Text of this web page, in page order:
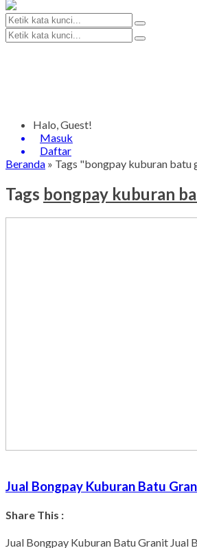
Halo, Guest!
Masuk
Daftar
Beranda » Tags "bongpay kuburan batu
Tags bongpay kuburan
Jual Bongpay Kuburan Batu
Share This :